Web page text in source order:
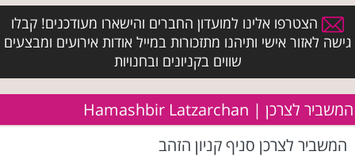
הצטרפו אלינו למועדון החברים והישארו מעודכנים! קבלו
גישה לאזור אישי ותיהנו מתזכורות במייל אודות אירועים ומבצעים
שווים בקניונים ובחנויות
המשביר לצרכן | Hamashbir Latzarchan
המשביר לצרכן סניף קניון הזהב